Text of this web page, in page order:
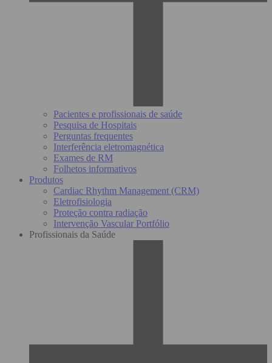
Pacientes e profissionais de saúde
Pesquisa de Hospitais
Perguntas frequentes
Interferência eletromagnética
Exames de RM
Folhetos informativos
Produtos
Cardiac Rhythm Management (CRM)
Eletrofisiologia
Proteção contra radiação
Intervenção Vascular Portfólio
Profissionais da Saúde